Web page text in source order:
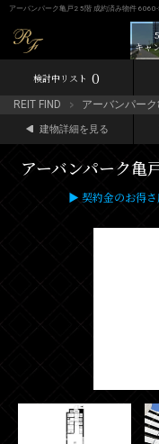
アーバンパーク亀戸2 5階 成約済み物件
キャ
検討中リスト 0
REIT FIND アーバンパー
建物詳細を見る
アーバンパーク
▶ 契約金のお得